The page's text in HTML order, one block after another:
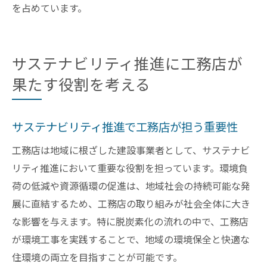
を占めています。
サステナビリティ推進に工務店が
果たす役割を考える
サステナビリティ推進で工務店が担う重要性
工務店は地域に根ざした建設事業者として、サステナビ
リティ推進において重要な役割を担っています。環境負
荷の低減や資源循環の促進は、地域社会の持続可能な発
展に直結するため、工務店の取り組みが社会全体に大き
な影響を与えます。特に脱炭素化の流れの中で、工務店
が環境工事を実践することで、地域の環境保全と快適な
住環境の両立を目指すことが可能です。